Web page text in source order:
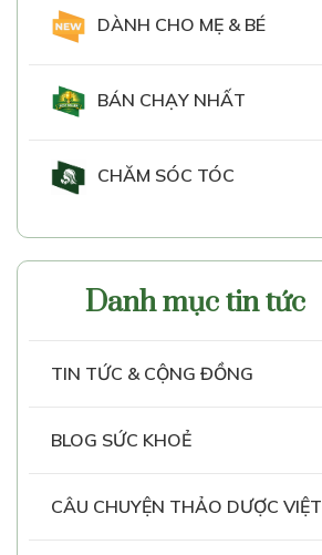
DÀNH CHO MẸ & BÉ
BÁN CHẠY NHẤT
CHĂM SÓC TÓC
Danh mục tin tức
TIN TỨC & CỘNG ĐỒNG
BLOG SỨC KHOẺ
CÂU CHUYỆN THẢO DƯỢC VIỆT